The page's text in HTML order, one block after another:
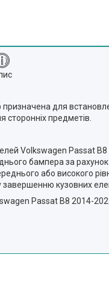
призначена для
сторонніх предметів.
Volkswagen Passat B8
бампера за рахунок
або високого
кузовних
Passat B8 2014-